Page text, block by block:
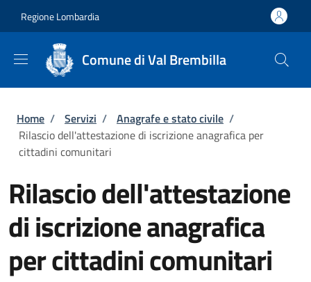
Regione Lombardia
Comune di Val Brembilla
Briciole di pane
Home / Servizi / Anagrafe e stato civile /
Rilascio dell'attestazione di iscrizione anagrafica per
cittadini comunitari
Rilascio dell'attestazione
di iscrizione anagrafica
per cittadini comunitari